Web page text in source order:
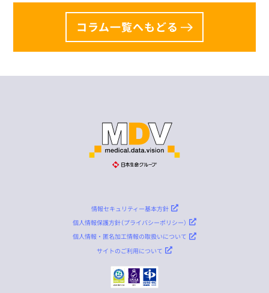
コラム一覧へもどる
情報セキュリティー基本方針
個人情報保護方針（プライバシーポリシー）
個人情報・匿名加工情報の取扱いについて
サイトのご利用について